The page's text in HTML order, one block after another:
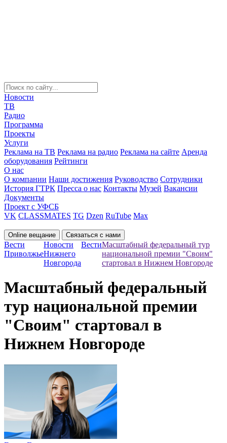
Новости
ТВ
Радио
Программа
Проекты
Услуги
Реклама на ТВ Реклама на радио Реклама на сайте Аренда
оборудования Рейтинги
О нас
О компании Наши достижения Руководство Сотрудники
История ГТРК Пресса о нас Контакты Музей Вакансии
Документы
Проект с УФСБ
VK CLASSMATES TG Dzen RuTube Max
Online вещание Связаться с нами
Вести
Приволжье
Новости
Нижнего
Новгорода
ВестиМасштабный федеральный тур
национальной премии "Своим"
стартовал в Нижнем Новгороде
Масштабный федеральный
тур национальной премии
"Своим" стартовал в
Нижнем Новгороде